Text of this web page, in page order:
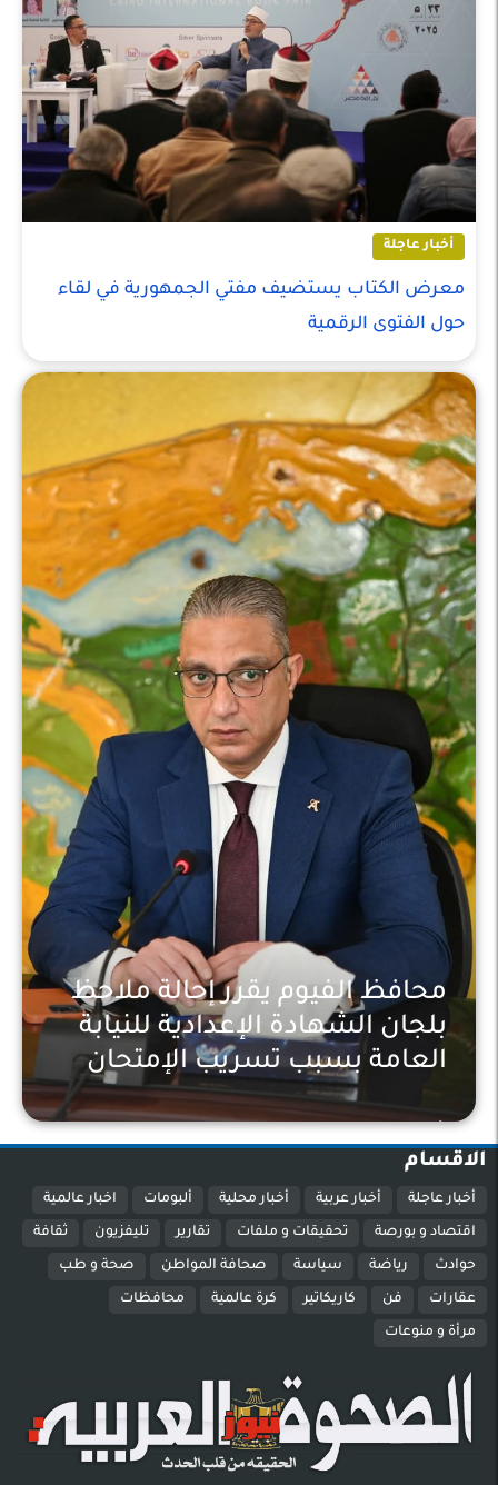
أخبار عاجلة
معرض الكتاب يستضيف مفتي الجمهورية في لقاء
حول الفتوى الرقمية
أخبار عاجلة
محافظ الفيوم يقرر إحالة ملاحظ
بلجان الشهادة الإعدادية للنيابة
العامة بسبب تسريب الإمتحان
الاقسام
أخبار عاجلة أخبار عربية أخبار محلية ألبومات اخبار عالمية
اقتصاد و بورصة تحقيقات و ملفات تقارير تليفزيون ثقافة
حوادث رياضة سياسة صحافة المواطن صحة و طب
عقارات فن كاريكاتير كرة عالمية محافظات
مرأة و منوعات